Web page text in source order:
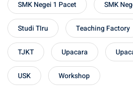
SMK Negei 1 Pacet SMK
Studi TIru Teaching Factory
TJKT Upacara
USK Workshop